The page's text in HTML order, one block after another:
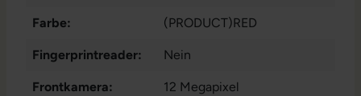
Farbe: (PRODUCT)RED
Fingerprintreader: Nein
Frontkamera: 12 Megapixel